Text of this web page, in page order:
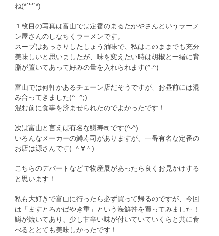
ね(*´꒳`*)
１枚目の写真は富山では定番のまるたかやさんというラーメ
ン屋さんのしなちくラーメンです。
スープはあっさりしたしょう油味で、私はこのままでも充分
美味しいと思いましたが、味を変えたい時は胡椒と一緒に背
脂が置いてあって好みの量を入れられます(^-^)
富山では何軒かあるチェーン店だそうですが、お昼前には混
み合ってきました(^_^;)
混む前に食事を済ませられたのでよかったです！
次は富山と言えば有名な鱒寿司です(^-^)
いろんなメーカーの鱒寿司がありますが、一番有名な定番の
お店は源さんです( ＾∀＾)
こちらのデパートなどで物産展があったら良くお見かけする
と思います！
私も大好きで富山に行ったら必ず買って帰るのですが、今回
は「ますとろかばやき重」という海鮮丼を買ってみました！
鱒が焼いてあり、少し甘辛い味が付いていていくらと共に食
べるととても美味しかったです！